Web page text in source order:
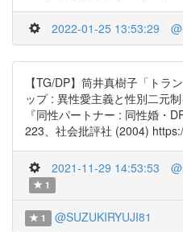
2022-01-25 13:53:29
【TG/DP】筒井真樹子「トラ
ップ : 異性愛主義と性別二元
『同性パートナー : 同性婚・
223、社会批評社 (2004)
2021-11-29 14:53:53
1
1 @SUZUKIRYUJI81